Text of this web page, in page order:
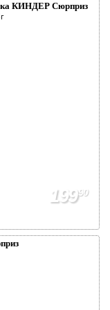
КИНДЕР Сюрприз
19990